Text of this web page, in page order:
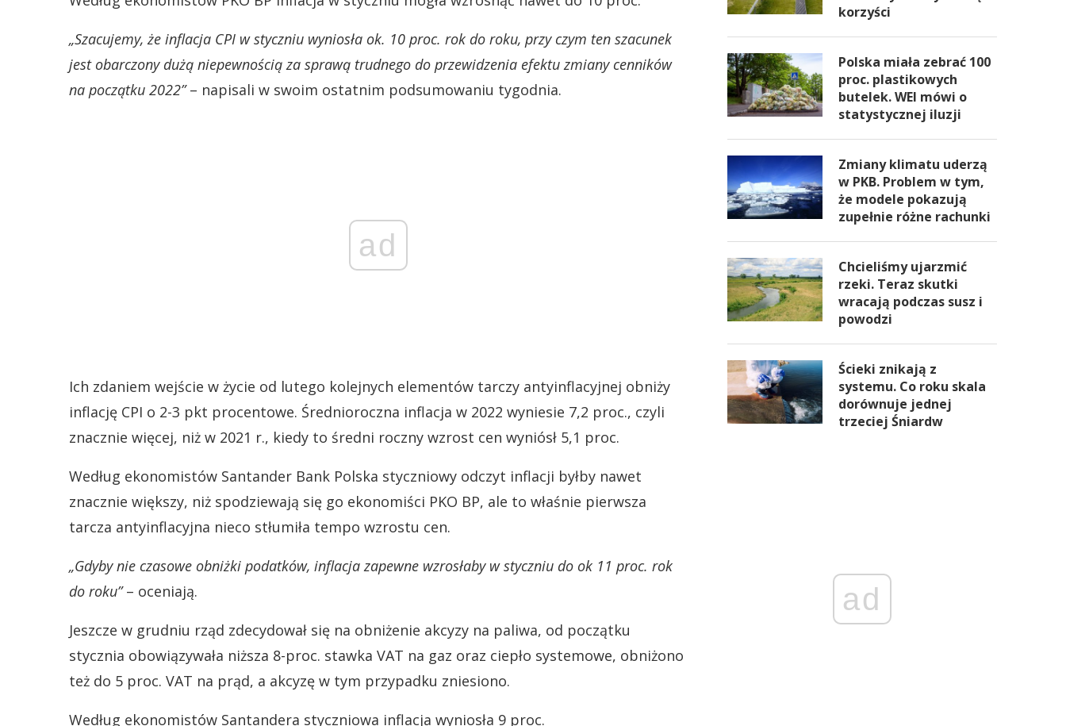
„Szacujemy, że inflacja CPI w styczniu wyniosła ok. 10 proc. rok do roku, przy czym ten szacunek
jest obarczony dużą niepewnością za sprawą trudnego do przewidzenia efektu zmiany cenników
na początku 2022”– napisali w swoim ostatnim podsumowaniu tygodnia.
ad
Ich zdaniem wejście w życie od lutego kolejnych elementów tarczy antyinflacyjnej obniży
inflację CPI o 2-3 pkt procentowe. Średnioroczna inflacja w 2022 wyniesie 7,2 proc., czyli
znacznie więcej, niż w 2021 r., kiedy to średni roczny wzrost cen wyniósł 5,1 proc.
Według ekonomistów Santander Bank Polska styczniowy odczyt inflacji byłby nawet
znacznie większy, niż spodziewają się go ekonomiści PKO BP, ale to właśnie pierwsza
tarcza antyinflacyjna nieco stłumiła tempo wzrostu cen.
„Gdyby nie czasowe obniżki podatków, inflacja zapewne wzrosłaby w styczniu do ok 11 proc. rok
do roku”– oceniają.
Jeszcze w grudniu rząd zdecydował się na obniżenie akcyzy na paliwa, od początku
stycznia obowiązywała niższa 8-proc. stawka VAT na gaz oraz ciepło systemowe, obniżono
też do 5 proc. VAT na prąd, a akcyzę w tym przypadku zniesiono.
Według ekonomistów Santandera styczniowa inflacja wyniosła 9 proc.
korzyści
Polska miała zebrać 100
proc. plastikowych
butelek. WEI mówi o
statystycznej iluzji
Zmiany klimatu uderzą
w PKB. Problem w tym,
że modele pokazują
zupełnie różne rachunki
Chcieliśmy ujarzmić
rzeki. Teraz skutki
wracają podczas susz i
powodzi
Ścieki znikają z
systemu. Co roku skala
dorównuje jednej
trzeciej Śniardw
ad